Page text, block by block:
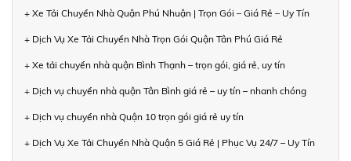
+ Xe Tải Chuyển Nhà Quận Phú Nhuận | Trọn Gói – Giá Rẻ – Uy Tín
+ Dịch Vụ Xe Tải Chuyển Nhà Trọn Gói Quận Tân Phú Giá Rẻ
+ Xe tải chuyển nhà quận Bình Thạnh – trọn gói, giá rẻ, uy tín
+ Dịch vụ chuyển nhà quận Tân Bình giá rẻ – uy tín – nhanh chóng
+ Dịch vụ chuyển nhà Quận 10 trọn gói giá rẻ uy tín
+ Dịch Vụ Xe Tải Chuyển Nhà Quận 5 Giá Rẻ | Phục Vụ 24/7 – Uy Tín